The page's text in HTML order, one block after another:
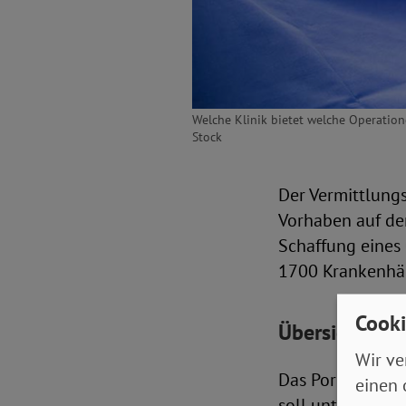
Welche Klinik bietet welche
Stock
Der
Vorhaben auf
Schaffung
1700
Übersicht
Das Portal
Wir
einen